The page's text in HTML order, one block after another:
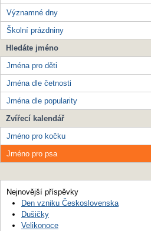
Významné dny
Školní prázdniny
Hledáte jméno
Jména pro děti
Jména dle četnosti
Jména dle popularity
Zvířecí kalendář
Jméno pro kočku
Jméno pro psa
Nejnovější příspěvky
Den vzniku Československa
Dušičky
Velikonoce